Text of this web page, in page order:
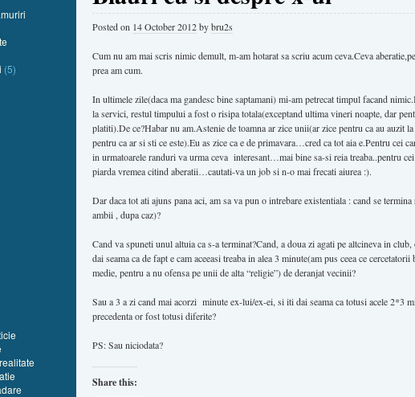
Posted on 14 October 2012bybru2s
Cum nu am mai scris nimic demult, m-am hotarat sa scriu acum ceva.Ceva
prea am cum.
In ultimele zile(daca ma gandesc bine saptamani) mi-am petrecat timpul facand
la servici, restul timpului a fost o risipa totala(exceptand ultima vineri noapte, dar
platiti).De ce?Habar nu am.Astenie de toamna ar zice unii(ar zice pentru ca au auzit
pentru ca ar si sti ce este).Eu as zice ca e de primavara…cred ca tot aia e.Pentru cei
in urmatoarele randuri va urma ceva interesant…mai bine sa-si reia treaba..pentru
piarda vremea citind aberatii…cautati-va un job si n-o mai frecati aiurea :).
Dar daca tot ati ajuns pana aci, am sa va pun o intrebare existentiala : cand se
ambii , dupa caz)?
Cand va spuneti unul altuia ca s-a terminat?Cand, a doua zi agati pe altcineva in
dai seama ca de fapt e cam aceeasi treaba in alea 3 minute(am pus ceea ce
medie, pentru a nu ofensa pe unii de alta “religie”) de deranjat vecinii?
Sau a 3 a zi cand mai acorzi minute ex-lui/ex-ei, si iti dai seama ca totusi acele 2*3
precedenta or fost totusi diferite?
PS: Sau niciodata?
Share this:
(5)